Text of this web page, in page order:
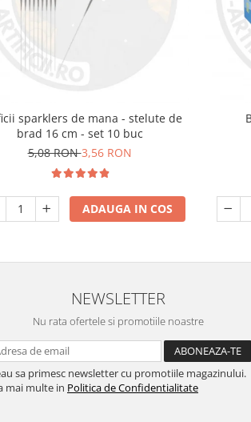
sparklers de mana - stelute de
brad 16 cm - set 10 buc
5,08 RON3,56 RON
ADAUGA IN COS
NEWSLETTER
Nu rata ofertele si promotiile noastre
sa primesc newsletter cu promotiile magazinului.
mai multe in Politica de Confidentialitate